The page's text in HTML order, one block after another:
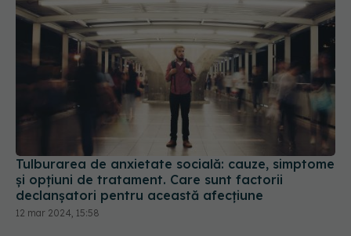
Tulburarea de anxietate socială: cauze, simptome
și opțiuni de tratament. Care sunt factorii
declanșatori pentru această afecțiune
12 mar 2024, 15:58